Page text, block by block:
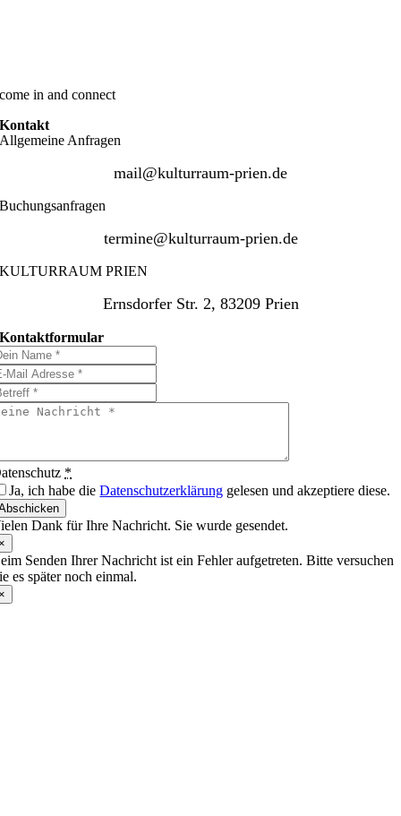
come in and connect
Kontakt
Allgemeine Anfragen
mail@kulturraum-prien.de
Buchungsanfragen
termine@kulturraum-prien.de
KULTURRAUM PRIEN
Ernsdorfer Str. 2, 83209 Prien
Kontaktformular
*
Ja, ich habe dieDatenschutzerklärung gelesen und akzeptiere diese.
Dank für Ihre Nachricht. Sie wurde gesendet.
Senden Ihrer Nachricht ist ein Fehler aufgetreten. Bitte versuchen
es später noch einmal.